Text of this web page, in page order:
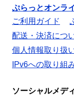
ぷらっとオンラ
ご利用ガイド
配送・決済につ
個人情報取り扱
IPv6への取り組
ソーシャルメデ